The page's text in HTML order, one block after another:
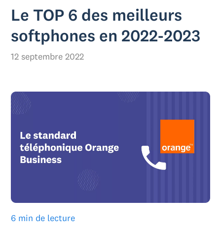
Le TOP 6 des meilleurs
softphones en 2022-2023
12 septembre 2022
6 min de lecture